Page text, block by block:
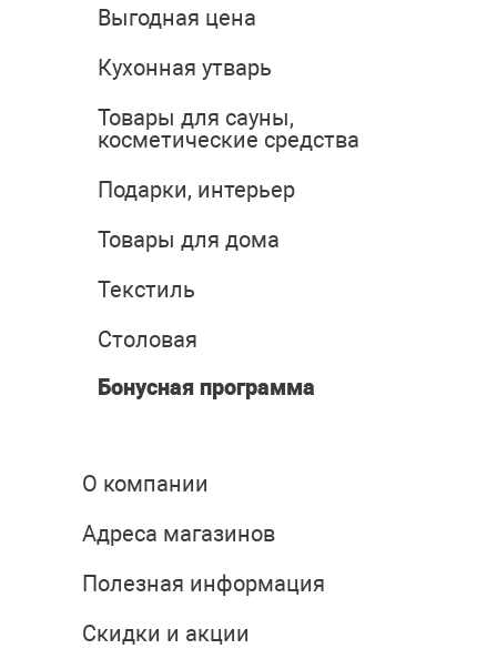
Выгодная цена
Кухонная утварь
Товары для сауны,
косметические средства
Подарки, интерьер
Товары для дома
Текстиль
Столовая
Бонусная программа
О компании
Адреса магазинов
Полезная информация
Скидки и акции